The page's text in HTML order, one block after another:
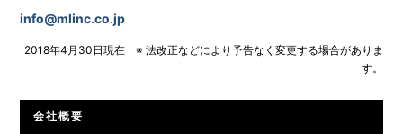
info@mlinc.co.jp
2018年4月30日現在 ※ 法改正などにより予告なく変更する場合がありま
す。
会社概要